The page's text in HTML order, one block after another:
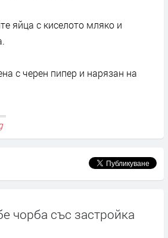
яйца с киселото мляко и
с черен пипер и нарязан на
чорба със застройка